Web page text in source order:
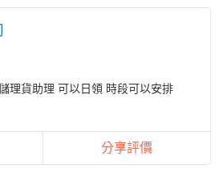
理貨助理 可以日領 時段可以安排
分享評價